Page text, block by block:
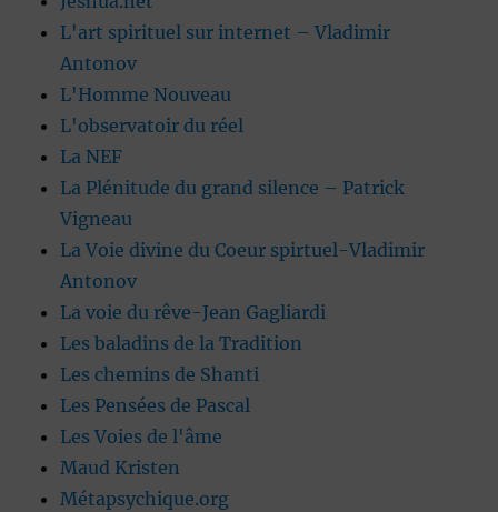
L'art spirituel sur internet – Vladimir
Antonov
L'Homme Nouveau
L'observatoir du réel
La NEF
La Plénitude du grand silence – Patrick
Vigneau
La Voie divine du Coeur spirtuel-Vladimir
Antonov
La voie du rêve-Jean Gagliardi
Les baladins de la Tradition
Les chemins de Shanti
Les Pensées de Pascal
Les Voies de l'âme
Maud Kristen
Métapsychique.org